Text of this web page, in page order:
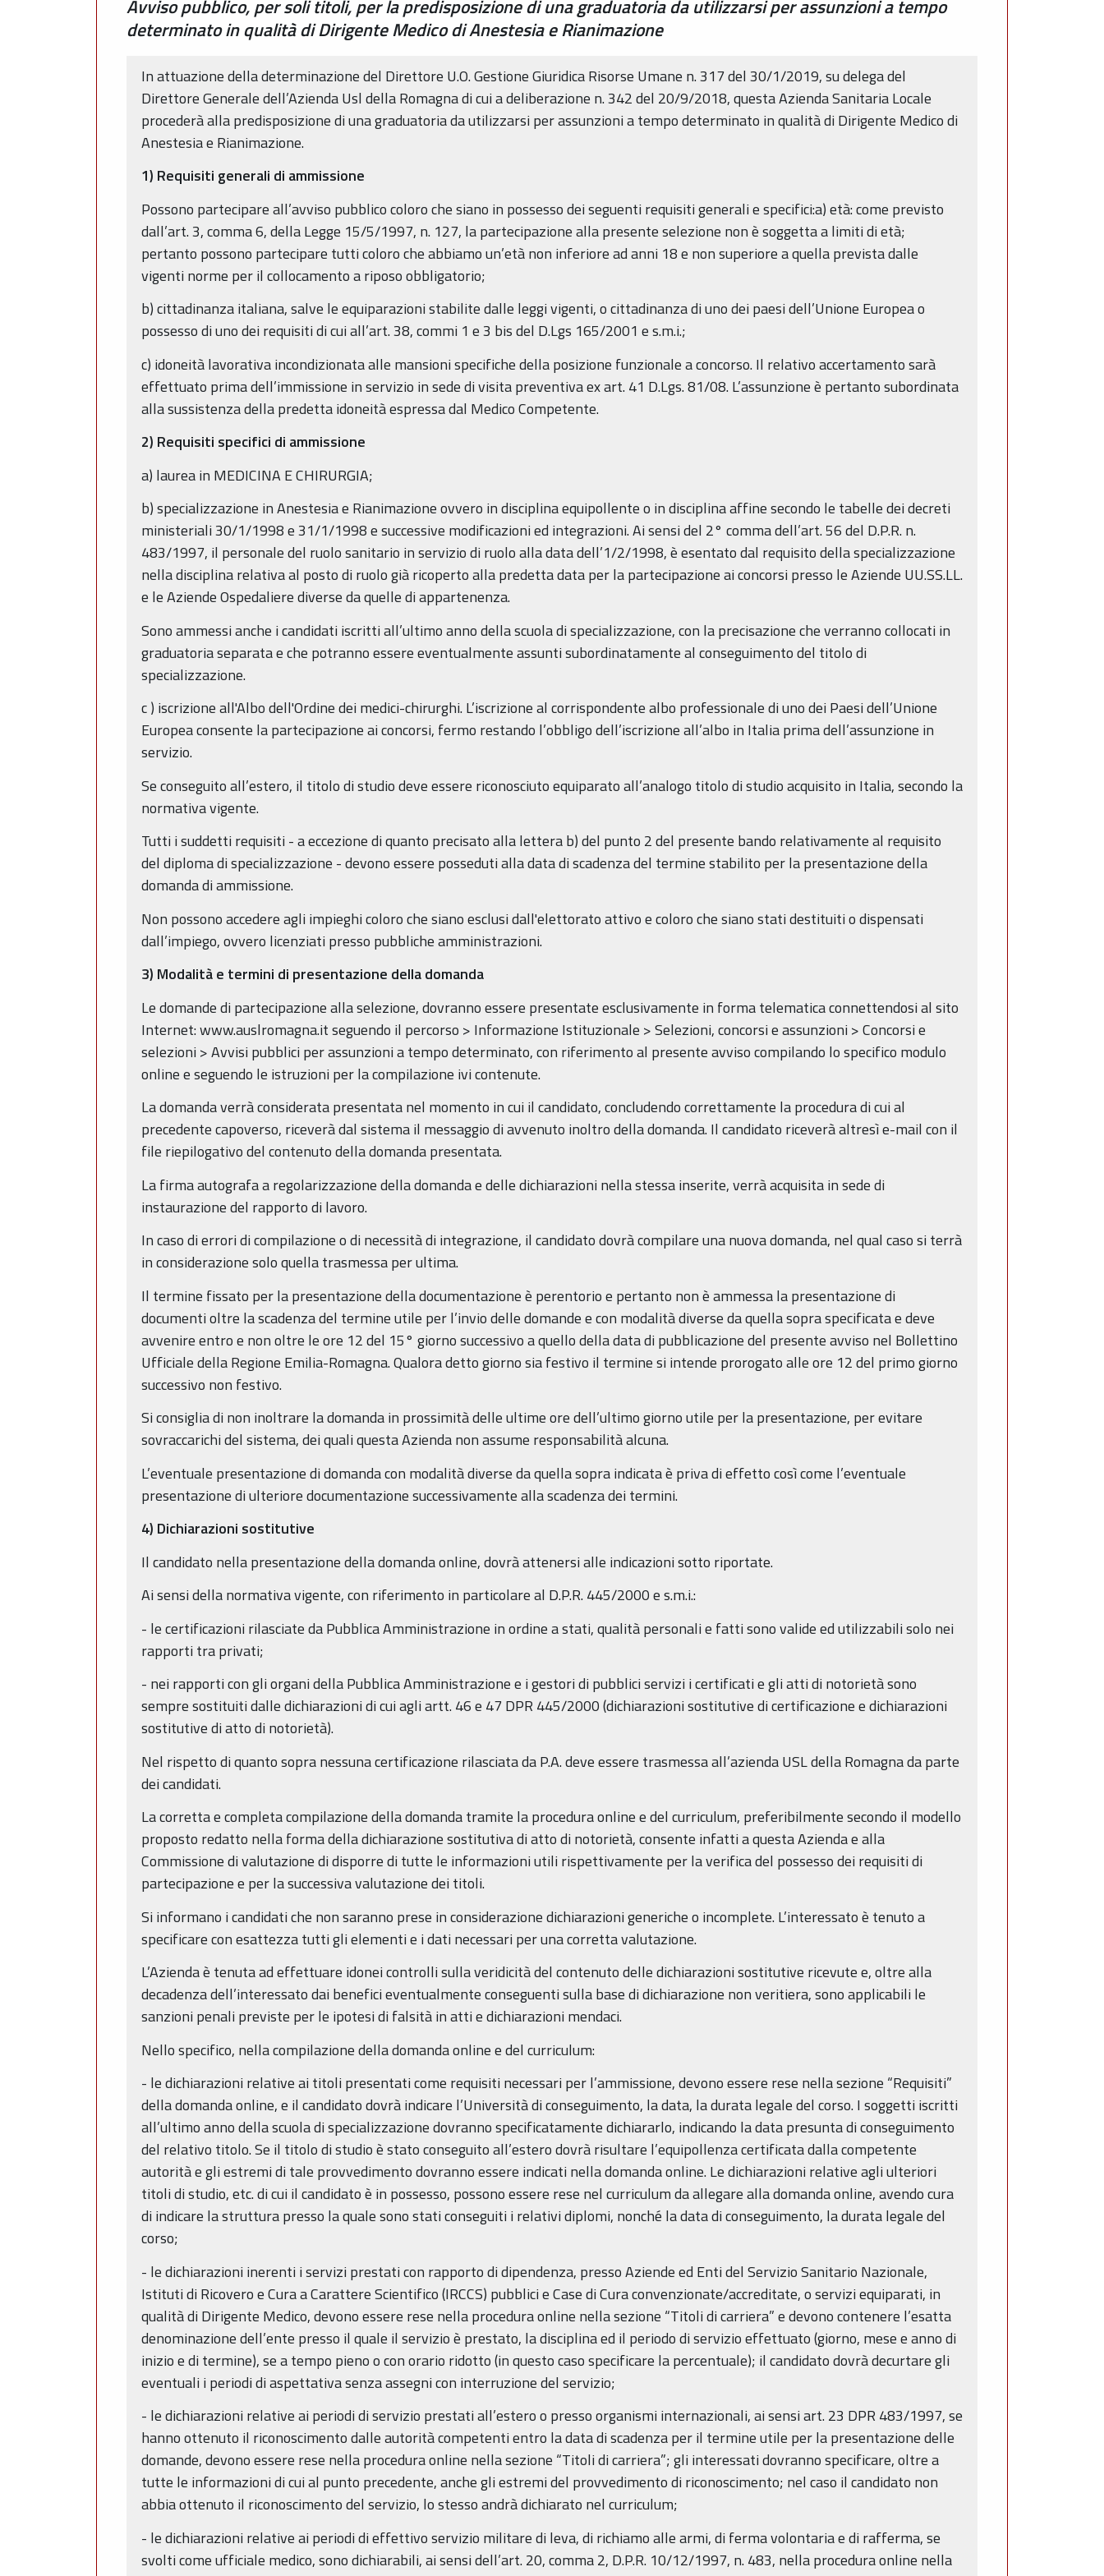
Avviso pubblico, per soli titoli, per la predisposizione di una graduatoria da utilizzarsi per assunzioni a tempo
determinato in qualità di Dirigente Medico di Anestesia e Rianimazione
In attuazione della determinazione del Direttore U.O. Gestione Giuridica Risorse Umane n. 317 del 30/1/2019, su delega del
Direttore Generale dell’Azienda Usl della Romagna di cui a deliberazione n. 342 del 20/9/2018, questa Azienda Sanitaria Locale
procederà alla predisposizione di una graduatoria da utilizzarsi per assunzioni a tempo determinato in qualità di Dirigente Medico di
Anestesia e Rianimazione.
1) Requisiti generali di ammissione
Possono partecipare all’avviso pubblico coloro che siano in possesso dei seguenti requisiti generali e specifici:a) età: come previsto
dall’art. 3, comma 6, della Legge 15/5/1997, n. 127, la partecipazione alla presente selezione non è soggetta a limiti di età;
pertanto possono partecipare tutti coloro che abbiamo un’età non inferiore ad anni 18 e non superiore a quella prevista dalle
vigenti norme per il collocamento a riposo obbligatorio;
b) cittadinanza italiana, salve le equiparazioni stabilite dalle leggi vigenti, o cittadinanza di uno dei paesi dell’Unione Europea o
possesso di uno dei requisiti di cui all’art. 38, commi 1 e 3 bis del D.Lgs 165/2001 e s.m.i.;
c) idoneità lavorativa incondizionata alle mansioni specifiche della posizione funzionale a concorso. Il relativo accertamento sarà
effettuato prima dell’immissione in servizio in sede di visita preventiva ex art. 41 D.Lgs. 81/08. L’assunzione è pertanto subordinata
alla sussistenza della predetta idoneità espressa dal Medico Competente.
2) Requisiti specifici di ammissione
a) laurea in MEDICINA E CHIRURGIA;
b) specializzazione in Anestesia e Rianimazione ovvero in disciplina equipollente o in disciplina affine secondo le tabelle dei decreti
ministeriali 30/1/1998 e 31/1/1998 e successive modificazioni ed integrazioni. Ai sensi del 2° comma dell’art. 56 del D.P.R. n.
483/1997, il personale del ruolo sanitario in servizio di ruolo alla data dell’1/2/1998, è esentato dal requisito della specializzazione
nella disciplina relativa al posto di ruolo già ricoperto alla predetta data per la partecipazione ai concorsi presso le Aziende UU.SS.LL.
e le Aziende Ospedaliere diverse da quelle di appartenenza.
Sono ammessi anche i candidati iscritti all’ultimo anno della scuola di specializzazione, con la precisazione che verranno collocati in
graduatoria separata e che potranno essere eventualmente assunti subordinatamente al conseguimento del titolo di
specializzazione.
c ) iscrizione all'Albo dell'Ordine dei medici-chirurghi. L’iscrizione al corrispondente albo professionale di uno dei Paesi dell’Unione
Europea consente la partecipazione ai concorsi, fermo restando l’obbligo dell’iscrizione all’albo in Italia prima dell’assunzione in
servizio.
Se conseguito all’estero, il titolo di studio deve essere riconosciuto equiparato all’analogo titolo di studio acquisito in Italia, secondo la
normativa vigente.
Tutti i suddetti requisiti - a eccezione di quanto precisato alla lettera b) del punto 2 del presente bando relativamente al requisito
del diploma di specializzazione - devono essere posseduti alla data di scadenza del termine stabilito per la presentazione della
domanda di ammissione.
Non possono accedere agli impieghi coloro che siano esclusi dall'elettorato attivo e coloro che siano stati destituiti o dispensati
dall’impiego, ovvero licenziati presso pubbliche amministrazioni.
3) Modalità e termini di presentazione della domanda
Le domande di partecipazione alla selezione, dovranno essere presentate esclusivamente in forma telematica connettendosi al sito
Internet: www.auslromagna.it seguendo il percorso > Informazione Istituzionale > Selezioni, concorsi e assunzioni > Concorsi e
selezioni > Avvisi pubblici per assunzioni a tempo determinato, con riferimento al presente avviso compilando lo specifico modulo
online e seguendo le istruzioni per la compilazione ivi contenute.
La domanda verrà considerata presentata nel momento in cui il candidato, concludendo correttamente la procedura di cui al
precedente capoverso, riceverà dal sistema il messaggio di avvenuto inoltro della domanda. Il candidato riceverà altresì e-mail con il
file riepilogativo del contenuto della domanda presentata.
La firma autografa a regolarizzazione della domanda e delle dichiarazioni nella stessa inserite, verrà acquisita in sede di
instaurazione del rapporto di lavoro.
In caso di errori di compilazione o di necessità di integrazione, il candidato dovrà compilare una nuova domanda, nel qual caso si terrà
in considerazione solo quella trasmessa per ultima.
Il termine fissato per la presentazione della documentazione è perentorio e pertanto non è ammessa la presentazione di
documenti oltre la scadenza del termine utile per l’invio delle domande e con modalità diverse da quella sopra specificata e deve
avvenire entro e non oltre le ore 12 del 15° giorno successivo a quello della data di pubblicazione del presente avviso nel Bollettino
Ufficiale della Regione Emilia-Romagna. Qualora detto giorno sia festivo il termine si intende prorogato alle ore 12 del primo giorno
successivo non festivo.
Si consiglia di non inoltrare la domanda in prossimità delle ultime ore dell’ultimo giorno utile per la presentazione, per evitare
sovraccarichi del sistema, dei quali questa Azienda non assume responsabilità alcuna.
L’eventuale presentazione di domanda con modalità diverse da quella sopra indicata è priva di effetto così come l’eventuale
presentazione di ulteriore documentazione successivamente alla scadenza dei termini.
4) Dichiarazioni sostitutive
Il candidato nella presentazione della domanda online, dovrà attenersi alle indicazioni sotto riportate.
Ai sensi della normativa vigente, con riferimento in particolare al D.P.R. 445/2000 e s.m.i.:
- le certificazioni rilasciate da Pubblica Amministrazione in ordine a stati, qualità personali e fatti sono valide ed utilizzabili solo nei
rapporti tra privati;
- nei rapporti con gli organi della Pubblica Amministrazione e i gestori di pubblici servizi i certificati e gli atti di notorietà sono
sempre sostituiti dalle dichiarazioni di cui agli artt. 46 e 47 DPR 445/2000 (dichiarazioni sostitutive di certificazione e dichiarazioni
sostitutive di atto di notorietà).
Nel rispetto di quanto sopra nessuna certificazione rilasciata da P.A. deve essere trasmessa all’azienda USL della Romagna da parte
dei candidati.
La corretta e completa compilazione della domanda tramite la procedura online e del curriculum, preferibilmente secondo il modello
proposto redatto nella forma della dichiarazione sostitutiva di atto di notorietà, consente infatti a questa Azienda e alla
Commissione di valutazione di disporre di tutte le informazioni utili rispettivamente per la verifica del possesso dei requisiti di
partecipazione e per la successiva valutazione dei titoli.
Si informano i candidati che non saranno prese in considerazione dichiarazioni generiche o incomplete. L’interessato è tenuto a
specificare con esattezza tutti gli elementi e i dati necessari per una corretta valutazione.
L’Azienda è tenuta ad effettuare idonei controlli sulla veridicità del contenuto delle dichiarazioni sostitutive ricevute e, oltre alla
decadenza dell’interessato dai benefici eventualmente conseguenti sulla base di dichiarazione non veritiera, sono applicabili le
sanzioni penali previste per le ipotesi di falsità in atti e dichiarazioni mendaci.
Nello specifico, nella compilazione della domanda online e del curriculum:
- le dichiarazioni relative ai titoli presentati come requisiti necessari per l’ammissione, devono essere rese nella sezione “Requisiti”
della domanda online, e il candidato dovrà indicare l’Università di conseguimento, la data, la durata legale del corso. I soggetti iscritti
all’ultimo anno della scuola di specializzazione dovranno specificatamente dichiararlo, indicando la data presunta di conseguimento
del relativo titolo. Se il titolo di studio è stato conseguito all’estero dovrà risultare l’equipollenza certificata dalla competente
autorità e gli estremi di tale provvedimento dovranno essere indicati nella domanda online. Le dichiarazioni relative agli ulteriori
titoli di studio, etc. di cui il candidato è in possesso, possono essere rese nel curriculum da allegare alla domanda online, avendo cura
di indicare la struttura presso la quale sono stati conseguiti i relativi diplomi, nonché la data di conseguimento, la durata legale del
corso;
- le dichiarazioni inerenti i servizi prestati con rapporto di dipendenza, presso Aziende ed Enti del Servizio Sanitario Nazionale,
Istituti di Ricovero e Cura a Carattere Scientifico (IRCCS) pubblici e Case di Cura convenzionate/accreditate, o servizi equiparati, in
qualità di Dirigente Medico, devono essere rese nella procedura online nella sezione “Titoli di carriera” e devono contenere l’esatta
denominazione dell’ente presso il quale il servizio è prestato, la disciplina ed il periodo di servizio effettuato (giorno, mese e anno di
inizio e di termine), se a tempo pieno o con orario ridotto (in questo caso specificare la percentuale); il candidato dovrà decurtare gli
eventuali i periodi di aspettativa senza assegni con interruzione del servizio;
- le dichiarazioni relative ai periodi di servizio prestati all’estero o presso organismi internazionali, ai sensi art. 23 DPR 483/1997, se
hanno ottenuto il riconoscimento dalle autorità competenti entro la data di scadenza per il termine utile per la presentazione delle
domande, devono essere rese nella procedura online nella sezione “Titoli di carriera”; gli interessati dovranno specificare, oltre a
tutte le informazioni di cui al punto precedente, anche gli estremi del provvedimento di riconoscimento; nel caso il candidato non
abbia ottenuto il riconoscimento del servizio, lo stesso andrà dichiarato nel curriculum;
- le dichiarazioni relative ai periodi di effettivo servizio militare di leva, di richiamo alle armi, di ferma volontaria e di rafferma, se
svolti come ufficiale medico, sono dichiarabili, ai sensi dell’art. 20, comma 2, D.P.R. 10/12/1997, n. 483, nella procedura online nella